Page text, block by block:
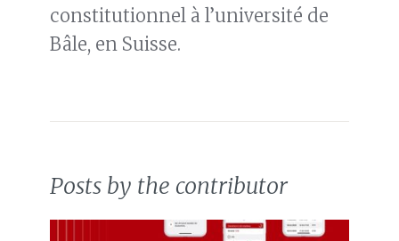
constitutionnel à l’université de
Bâle, en Suisse.
Posts by the contributor